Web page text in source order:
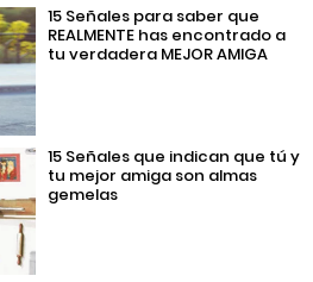
15 Señales para saber que
REALMENTE has encontrado a
tu verdadera MEJOR AMIGA
15 Señales que indican que tú y
tu mejor amiga son almas
gemelas